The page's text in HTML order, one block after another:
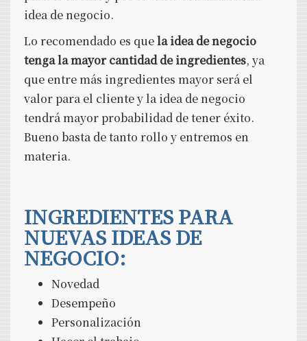
idea de negocio.
Lo recomendado es quela idea de negocio
tenga la mayor cantidad de ingredientes, ya
que entre más ingredientes mayor será el
valor para el cliente y la idea de negocio
tendrá mayor probabilidad de tener éxito.
Bueno basta de tanto rollo y entremos en
materia.
INGREDIENTES PARA
NUEVAS IDEAS DE
NEGOCIO:
Novedad
Desempeño
Personalización